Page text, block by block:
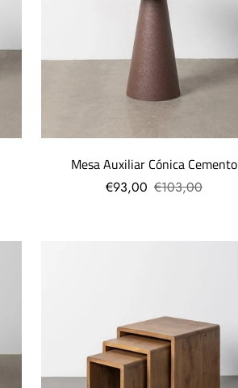
Mesa Auxiliar Cónica Cemento
€93,00 €103,00